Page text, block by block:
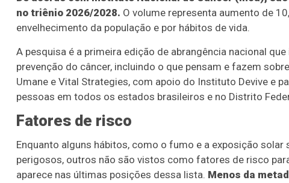
no triênio 2026/2028. O volume representa aumento de
envelhecimento da população e por hábitos de vida.
A pesquisa é a primeira edição de abrangência nacional
prevenção do câncer, incluindo o que pensam e fazem
Umane e Vital Strategies, com apoio do Instituto Devive e
pessoas em todos os estados brasileiros e no Distrito
Fatores de risco
Enquanto alguns hábitos, como o fumo e a exposição
perigosos, outros não são vistos como fatores de risco
aparece nas últimas posições dessa lista. Menos da